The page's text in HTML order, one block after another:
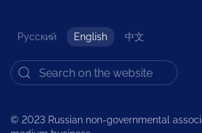
Русский English 中文
© 2023 Russian non-governmental